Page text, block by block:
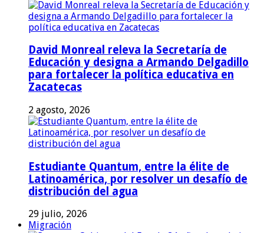
David Monreal releva la Secretaría de
Educación y designa a Armando Delgadillo
para fortalecer la política educativa en
Zacatecas
2 agosto, 2026
Estudiante Quantum, entre la élite de
Latinoamérica, por resolver un desafío de
distribución del agua
29 julio, 2026
Migración